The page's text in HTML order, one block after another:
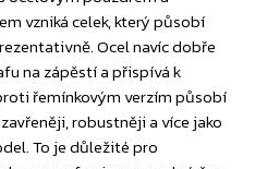
vzniká celek, který působí
Ocel navíc dobře
na zápěstí a přispívá k
řemínkovým verzím působí
robustněji a více jako
To je důležité pro